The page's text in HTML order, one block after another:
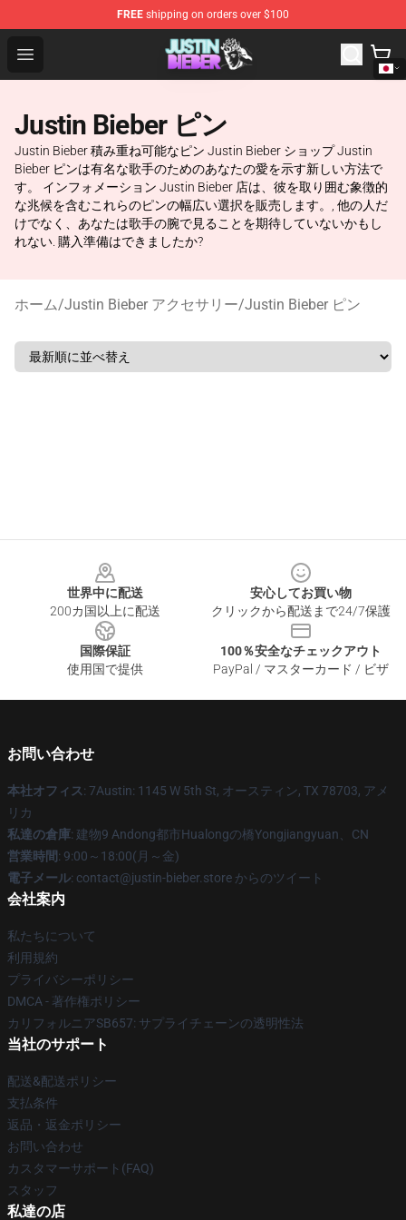
FREE shipping on orders over $100
Open menu
Justin Bieber Store - Official Justin Bieber Merchandise
Justin Bieber ピン
Justin Bieber 積み重ね可能なピン Justin Bieber ショップ Justin
Bieber ピンは有名な歌手のためのあなたの愛を示す新しい方法で
す。 インフォメーション Justin Bieber 店は、彼を取り囲む象徴的
な兆候を含むこれらのピンの幅広い選択を販売します。, 他の人だ
けでなく、あなたは歌手の腕で見ることを期待していないかもし
れない. 購入準備はできましたか?
ホーム/Justin Bieber アクセサリー/Justin Bieber ピン
世界中に配送
200カ国以上に配送
安心してお買い物
クリックから配送まで24/7保護
国際保証
使用国で提供
100％安全なチェックアウト
PayPal / マスターカード / ビザ
お問い合わせ
本社オフィス: 7Austin: 1145 W 5th St, オースティン, TX 78703, アメ
リカ
私達の倉庫: 建物9 Andong都市Hualongの橋Yongjiangyuan、CN
営業時間: 9:00～18:00(月～金)
電子メール: contact@justin-bieber.store からのツイート
会社案内
私たちについて
利用規約
プライバシーポリシー
DMCA - 著作権ポリシー
カリフォルニアSB657: サプライチェーンの透明性法
当社のサポート
配送&配送ポリシー
支払条件
返品・返金ポリシー
お問い合わせ
カスタマーサポート(FAQ)
スタッフ
私達の店